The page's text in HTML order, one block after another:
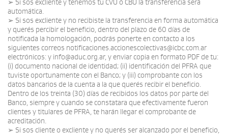
➢ Si sos excliente y tenemos tu CVU ó CBU la transferencia será
automática.
➢ Si sos excliente y no recibiste la transferencia en forma automática
y querés percibir el beneficio, dentro del plazo de 60 días de
notificada la homologación, podrás ponerte en contacto a los
siguientes correos notificaciones.accionescolectivas@icbc.com.ar
electrónicos: y info@aduc.org.ar, y enviar copia en formato PDF de tu:
(i) documento nacional de identidad; (ii) identificación del PFRA que
tuviste oportunamente con el Banco; y (iii) comprobante con los
datos bancarios de la cuenta a la que querés recibir el beneficio.
Dentro de los treinta (30) días de recibidos los datos por parte del
Banco, siempre y cuando se constatara que efectivamente fueron
clientes y titulares de PFRA, te harán llegar el comprobante de
acreditación.
➢ Si sos cliente o excliente y no querés ser alcanzado por el beneficio,